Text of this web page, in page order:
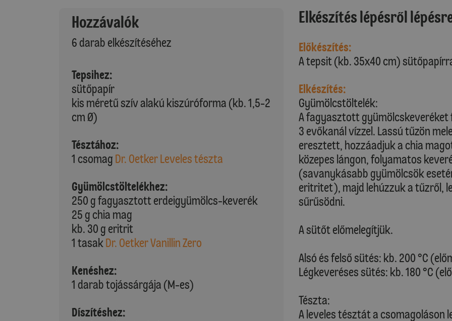
Hozzávalók
6 darab elkészítéséhez
Tepsihez:
sütőpapír
kis méretű szív alakú kiszúróforma (kb. 1,5-2
cm Ø)
Tésztához:
1 csomag Dr. Oetker Leveles tészta
Gyümölcstöltelékhez:
250 g fagyasztott erdeigyümölcs-keverék
25 g chia mag
kb. 30 g eritrit
1 tasakDr. Oetker Vanillin Zero
Kenéshez:
1 darab tojássárgája (M-es)
Díszítéshez:
Elkészítés lépésről
Előkészítés:
A tepsit (kb. 35x40 cm)
Elkészítés:
Gyümölcstöltelék:
A fagyasztott gyümölcskeveréket
3 evőkanál vízzel. Lassú tűzön
eresztett, hozzáadjuk a chia
közepes lángon, folyamatos
(savanykásabb gyümölcsök
eritritet), majd lehúzzuk a tűzről,
sűrűsödni.
A sütőt előmelegítjük.
Alsó és felső sütés: kb. 200 °C
Légkeveréses sütés: kb. 180 °C
Tészta:
A leveles tésztát a csomagoláson